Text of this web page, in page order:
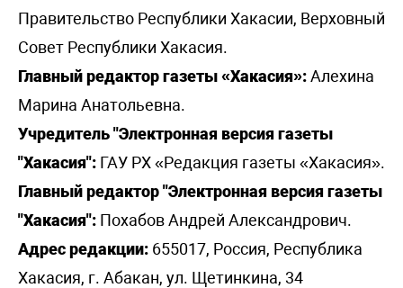
Правительство Республики Хакасии, Верховный
Совет Республики Хакасия.
Главный редактор газеты «Хакасия»:Алехина
Марина Анатольевна.
Учредитель "Электронная версия газеты
"Хакасия": ГАУ РХ «Редакция газеты «Хакасия».
Главный редактор "Электронная версия газеты
"Хакасия": Похабов Андрей Александрович.
Адрес редакции: 655017, Россия, Республика
Хакасия, г. Абакан, ул. Щетинкина, 34